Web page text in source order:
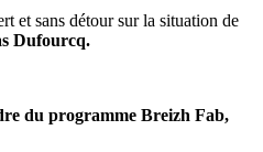
et sans détour sur la situation de
Dufourcq.
du programme Breizh Fab,